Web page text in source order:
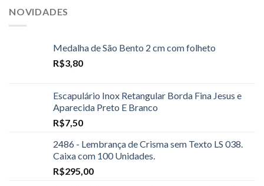
NOVIDADES
Medalha de São Bento 2 cm com folheto
R$3,80
Escapulário Inox Retangular Borda Fina Jesus e
Aparecida Preto E Branco
R$7,50
2486 - Lembrança de Crisma sem Texto LS 038.
Caixa com 100 Unidades.
R$295,00